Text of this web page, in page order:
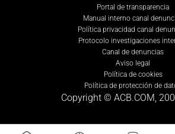
Portal de transparencia
Manual interno canal
Política privacidad canal
Protocolo investigaciones
Canal de denuncias
Aviso legal
Política de cookies
Política de protección de
Copyright © ACB.COM,